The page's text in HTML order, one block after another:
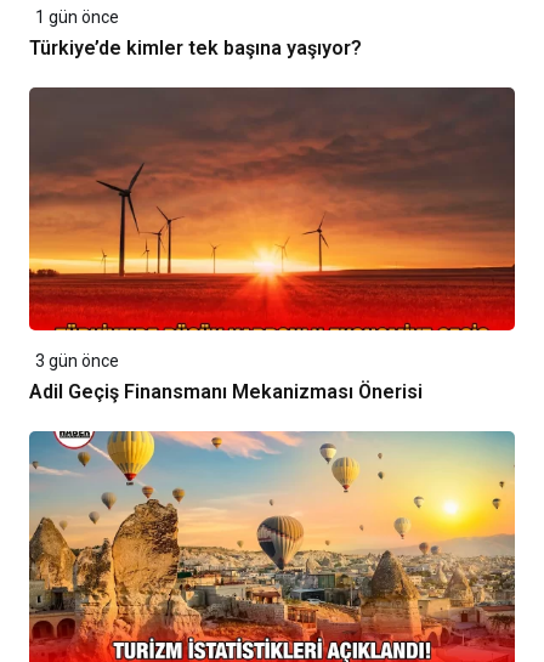
1 gün önce
Türkiye’de kimler tek başına yaşıyor?
3 gün önce
Adil Geçiş Finansmanı Mekanizması Önerisi